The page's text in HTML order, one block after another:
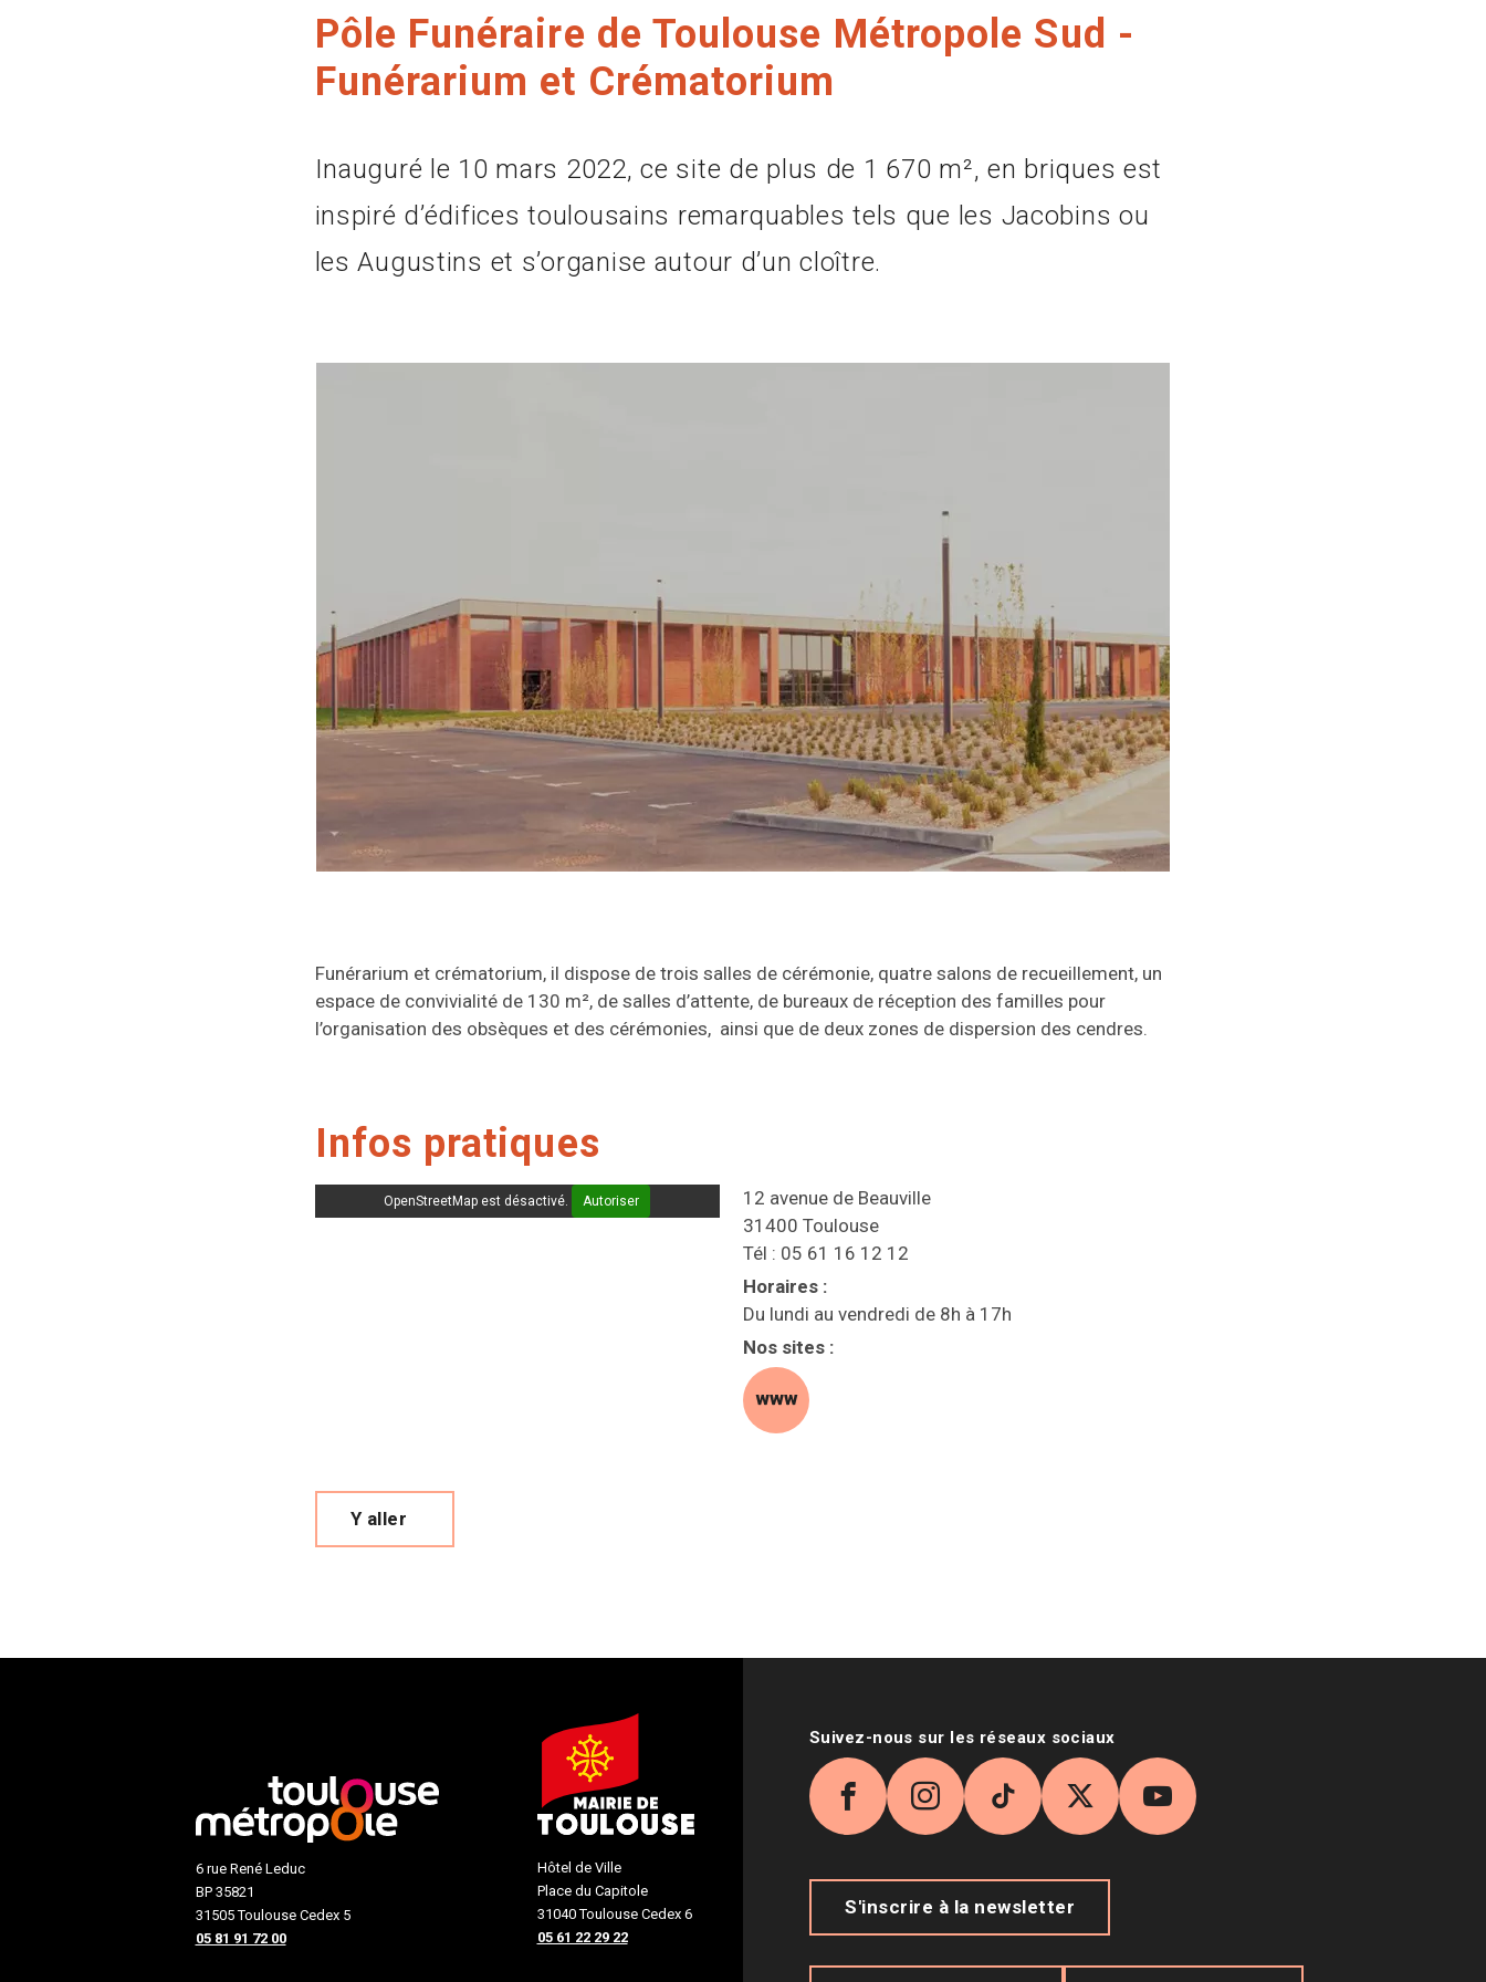
Pôle Funéraire de Toulouse Métropole Sud -
Funérarium et Crématorium
Inauguré le 10 mars 2022, ce site de plus de 1 670 m², en briques est
inspiré d’édifices toulousains remarquables tels que les Jacobins ou
les Augustins et s’organise autour d’un cloître.
Funérarium et crématorium, il dispose de trois salles de cérémonie, quatre salons de recueillement, un
espace de convivialité de 130 m², de salles d’attente, de bureaux de réception des familles pour
l’organisation des obsèques et des cérémonies, ainsi que de deux zones de dispersion des cendres.
Infos pratiques
OpenStreetMap est désactivé. Autoriser
Y aller
12 avenue de Beauville
31400 Toulouse
Tél : 05 61 16 12 12
Horaires :
Du lundi au vendredi de 8h à 17h
Nos sites :
site web (s'ouvre dans une nouvelle fenêtre)
6 rue René Leduc
BP 35821
31505 Toulouse Cedex 5
05 81 91 72 00
Hôtel de Ville
Place du Capitole
31040 Toulouse Cedex 6
05 61 22 29 22
Suivez-nous sur les réseaux sociaux
FacebookInstagram
TikTokX YouTube
S'inscrire à la newsletter